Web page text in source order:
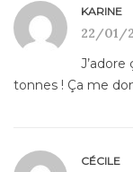
KARINE
22/01/
J’adore
tonnes ! Ça me
CÉCILE